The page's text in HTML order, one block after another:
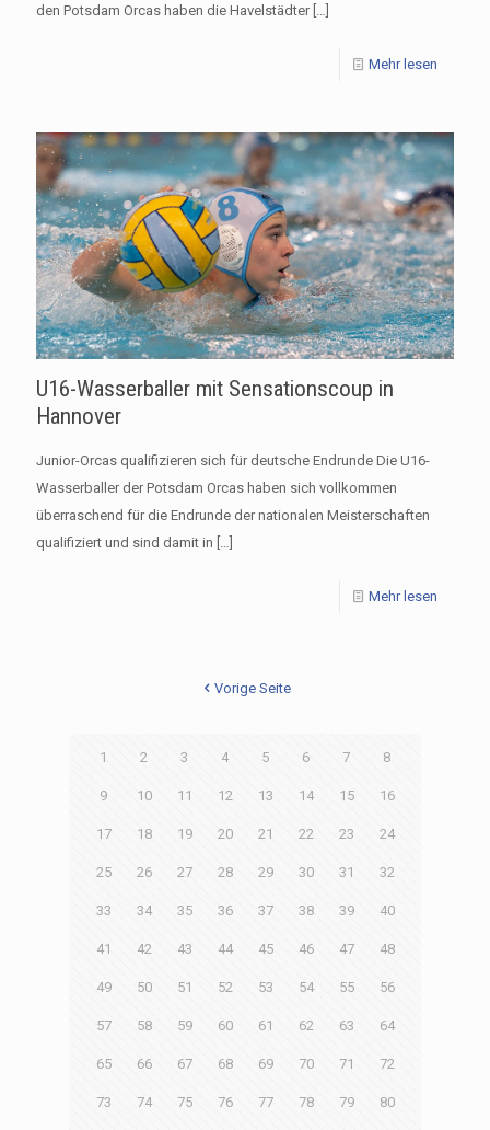
den Potsdam Orcas haben die Havelstädter[…]
Mehr lesen
U16-Wasserballer mit Sensationscoup in
Hannover
Junior-Orcas qualifizieren sich für deutsche Endrunde Die U16-
Wasserballer der Potsdam Orcas haben sich vollkommen
überraschend für die Endrunde der nationalen Meisterschaften
qualifiziert und sind damit in […]
Mehr lesen
Vorige Seite
1 2 3 4 5 6 7 8
9 10 11 12 13 14 15 16
17 18 19 20 21 22 23 24
25 26 27 28 29 30 31 32
33 34 35 36 37 38 39 40
41 42 43 44 45 46 47 48
49 50 51 52 53 54 55 56
57 58 59 60 61 62 63 64
65 66 67 68 69 70 71 72
73 74 75 76 77 78 79 80